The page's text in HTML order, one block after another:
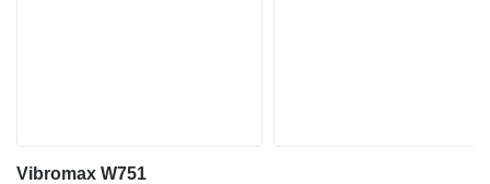
Vibromax W751